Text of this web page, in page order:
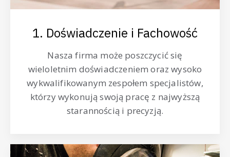
1. Doświadczenie i Fachowość
Nasza firma może poszczycić się
wieloletnim doświadczeniem oraz wysoko
wykwalifikowanym zespołem specjalistów,
którzy wykonują swoją pracę z najwyższą
starannością i precyzją.